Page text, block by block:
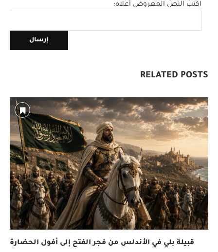
اكتب النص المعروض أعلاه:
RELATED POSTS
قبيلة بلي في الأندلس من فجر الفتح إلى أفول الحضارة